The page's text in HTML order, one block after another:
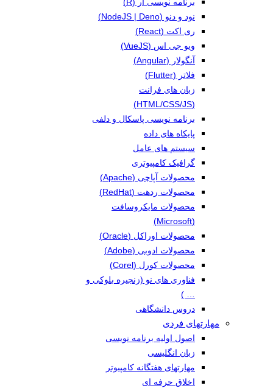
نود و دنو (NodeJS | Deno)
ری اکت (React)
ویو جی اس (VueJS)
آنگولار (Angular)
فلاتر (Flutter)
زبان های فرانت
(HTML/CSS/JS)
برنامه نویسی پاسکال و دلفی
پایکاه های داده
سیستم های عامل
گرافیک کامپیوتری
محصولات آپاچی (Apache)
محصولات ردهت (RedHat)
محصولات مایکروسافت
(Microsoft)
محصولات اوراکل (Oracle)
محصولات ادوبی (Adobe)
محصولات کورل (Corel)
فناوری های نو (زنجیره بلوکی و
… )
دروس دانشگاهی
مهارتهای فردی
اصول اولیه برنامه نویسی
زبان انگلیسی
مهارتهای هفتگانه کامپیوتر
اخلاق حرفه ای